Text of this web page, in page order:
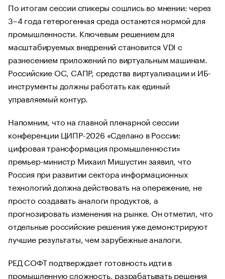
По итогам сессии спикеры сошлись во мнении: через
3–4 года гетерогенная среда останется нормой для
промышленности. Ключевым решением для
масштабируемых внедрений становится VDI с
разнесением приложений по виртуальным машинам.
Российские ОС, САПР, средства виртуализации и ИБ-
инструменты должны работать как единый
управляемый контур.
Напомним, что на главной пленарной сессии
конференции ЦИПР-2026 «Сделано в России:
цифровая трансформация промышленности»
премьер-министр Михаил Мишустин заявил, что
Россия при развитии сектора информационных
технологий должна действовать на опережение, не
просто создавать аналоги продуктов, а
прогнозировать изменения на рынке. Он отметил, что
отдельные российские решения уже демонстрируют
лучшие результаты, чем зарубежные аналоги.
РЕД СОФТ подтверждает готовность идти в
промышленную сложность, разрабатывать решения